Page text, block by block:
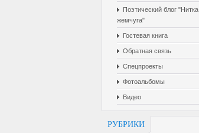
Поэтический блог "Нитка
жемчуга"
Гостевая книга
Обратная связь
Спецпроекты
Фотоальбомы
Видео
РУБРИКИ